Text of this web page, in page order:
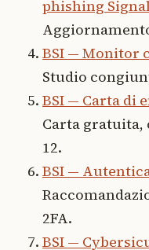
phishing
BSI — Monitor
Studio
BSI — Carta di
Carta gratuita,
12.
BSI —
2FA.
BSI —